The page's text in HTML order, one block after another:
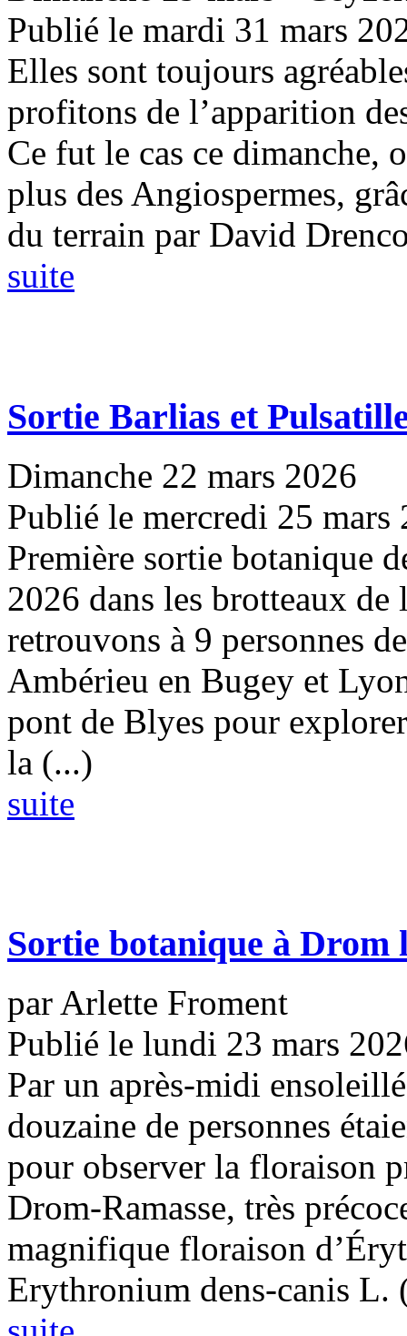
Publié le mardi 31 mars
Elles sont toujours
profitons de l’apparition
Ce fut le cas ce dimanche,
plus des Angiospermes,
du terrain par David
suite
Sortie Barlias et
Dimanche 22 mars 2026
Publié le mercredi 25 mars
Première sortie botanique
2026 dans les brotteaux
retrouvons à 9 personnes
Ambérieu en Bugey et
pont de Blyes pour
la (...)
suite
Sortie botanique à Drom
par Arlette Froment
Publié le lundi 23 mars
Par un après-midi
douzaine de personnes
pour observer la floraison
Drom-Ramasse, très
magnifique floraison
Erythronium dens-canis L.